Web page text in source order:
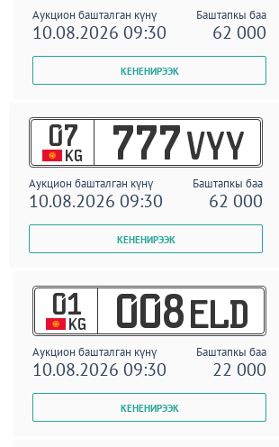
Аукцион башталган күнү Баштапкы баа
10.08.2026 09:30 62 000
07
KG 777 VYY
Аукцион башталган күнү Баштапкы баа
10.08.2026 09:30 62 000
01
KG 008 ELD
Аукцион башталган күнү Баштапкы баа
10.08.2026 09:30 22 000